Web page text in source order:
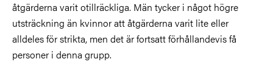
åtgärderna varit otillräckliga. Män tycker i något högre
utsträckning än kvinnor att åtgärderna varit lite eller
alldeles för strikta, men det är fortsatt förhållandevis få
personer i denna grupp.